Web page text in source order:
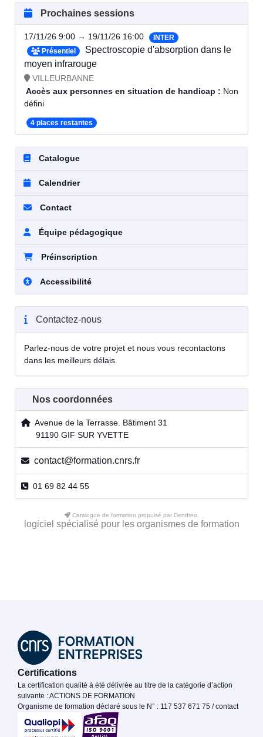
Prochaines sessions
17/11/26 9:00 → 19/11/26 16:00
INTER
Présentiel
Spectroscopie d'absorption dans le
moyen infrarouge
VILLEURBANNE
Accès aux personnes en situation de handicap : Non
défini
4 places restantes
Catalogue
Calendrier
Contact
Équipe pédagogique
Préinscription
Accessibilité
Contactez-nous
Parlez-nous de votre projet et nous vous recontactons
dans les meilleurs délais.
Nos coordonnées
Avenue de la Terrasse. Bâtiment 31
91190 GIF SUR YVETTE
contact@formation.cnrs.fr
01 69 82 44 55
Catalogue de formation propulsé par Dendreo,
logiciel spécialisé pour les organismes de formation
Certifications
La certification qualité à été délivrée au titre de la catégorie d’action
suivante : ACTIONS DE FORMATION
Organisme de formation déclaré sous le N° : 117 537 671 75 / contact